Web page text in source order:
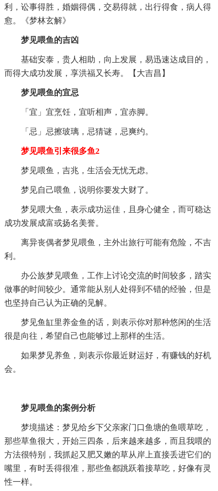
利，讼事得胜，婚姻得偶，交易得就，出行得食，病人得
愈。《梦林玄解》
梦见喂鱼的吉凶
基础安泰，贵人相助，向上发展，易迅速达成目的，
而得大成功发展，享洪福又长寿。【大吉昌】
梦见喂鱼的宜忌
「宜」宜烹饪，宜听相声，宜赤脚。
「忌」忌擦玻璃，忌猜谜，忌爽约。
梦见喂鱼引来很多鱼2
梦见喂鱼，吉兆，生活会无忧无虑。
梦见自己喂鱼，说明你要发大财了。
梦见喂大鱼，表示成功运佳，且身心健全，而可稳达
成功发展成富或扬名美誉。
离异丧偶者梦见喂鱼，主外出旅行可能有危险，不吉
利。
办公族梦见喂鱼，工作上讨论交流的时间较多，踏实
做事的时间较少。通常能从别人处得到不错的经验，但是
也坚持自己认为正确的见解。
梦见鱼缸里养金鱼的话，则表示你对那种悠闲的生活
很是向往，希望自己也能够过上那样的生活。
如果梦见养鱼，则表示你最近财运好，有赚钱的好机
会。
梦见喂鱼的案例分析
梦境描述：梦见给乡下父亲家门口鱼塘的鱼喂草吃，
那些草鱼很大，开始三四条，后来越来越多，而且我喂的
方法很特别，我抓起又肥又嫩的草从岸上直接丢进它们的
嘴里，有时丢得很准，那些鱼都跳跃着接草吃，好像有灵
性一样。